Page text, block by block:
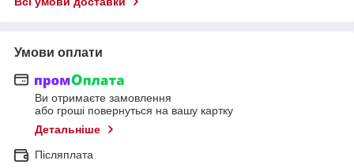
Умови оплати
Ви отримаєте замовлення
або гроші повернуться на вашу картку
Детальніше
Післяплата